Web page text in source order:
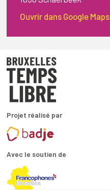
Ouvrir dans Google Maps
Projet réalisé par
Avec le soutien de